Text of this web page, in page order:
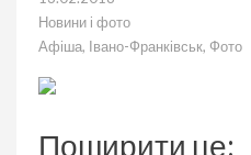
Новини і фото
Афіша, Івано-Франківськ, Фото
Поширити це: